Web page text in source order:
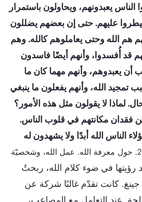
الناس يعبدونهم، ويحاولون باستمرار
عليهم. حتى إن بعضهم يضللون
هم الله وحتى يعاملوهم كالله. وهم
قد أُفسدوا، وأنهم أيضًا فاسدون
يعبدوهم، وأنهم مهما كان ما
تمجيد الله، وأنهم يفعلون ما ينبغي
لماذا لا يقولون مثل هذه الأمور؟
فقدان مكانتهم في قلوب الناس.
الناس الله أبدًا ولا يشهدون له
(الكلمة، ج. 2. حول معرفة الله. عمل الله، وشخصيّة
رؤيتها في ضوء كلام الله، ربحتُ
جينغ. كانت تقدّم غالبًا شركة عن
عند التعامل مع المصاعب،